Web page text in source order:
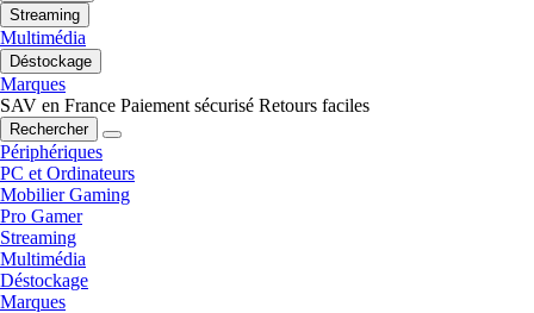
Streaming
Multimédia
Déstockage
Marques
SAV en France Paiement sécurisé Retours faciles
Rechercher
Périphériques
PC et Ordinateurs
Mobilier Gaming
Pro Gamer
Streaming
Multimédia
Déstockage
Marques